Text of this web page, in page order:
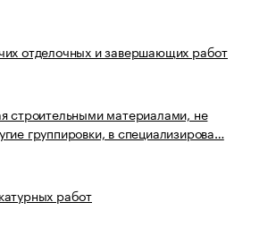
отделочных и завершающих работ
строительными материалами, не
группировки, в специализирова…
работ